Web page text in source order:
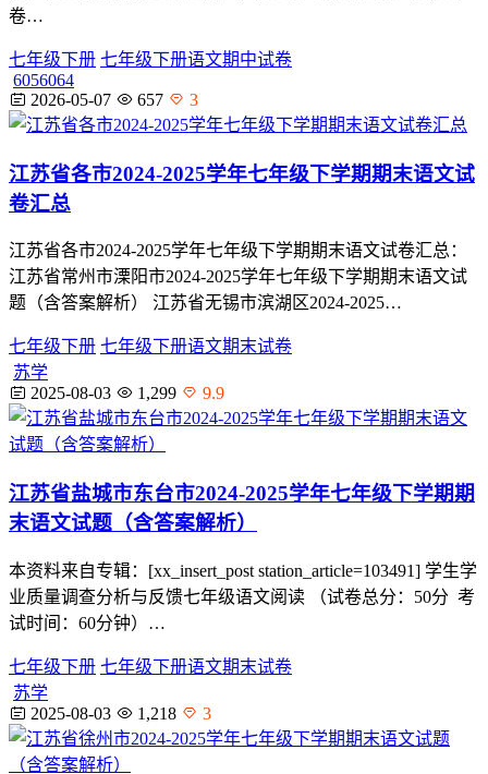
卷…
七年级下册 七年级下册语文期中试卷
6056064
2026-05-07
657 3
江苏省各市2024-2025学年七年级下学期期末语文试
卷汇总
江苏省各市2024-2025学年七年级下学期期末语文试卷汇总：
江苏省常州市溧阳市2024-2025学年七年级下学期期末语文试
题（含答案解析） 江苏省无锡市滨湖区2024-2025…
七年级下册 七年级下册语文期末试卷
苏学
2025-08-03
1,299 9.9
江苏省盐城市东台市2024-2025学年七年级下学期期
末语文试题（含答案解析）
本资料来自专辑：[xx_insert_post station_article=103491] 学生学
业质量调查分析与反馈七年级语文阅读 （试卷总分：50分 考
试时间：60分钟）…
七年级下册 七年级下册语文期末试卷
苏学
2025-08-03
1,218 3